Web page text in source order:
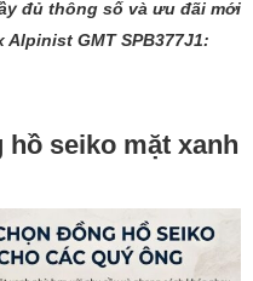
đủ thông số và ưu đãi mới
GMT SPB377J1:
seiko mặt xanh